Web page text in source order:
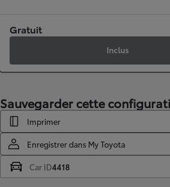
Gratuit
Inclus
Sauvegarder cette
Imprimer
Enregistrer dans My Toyota
Car ID4418